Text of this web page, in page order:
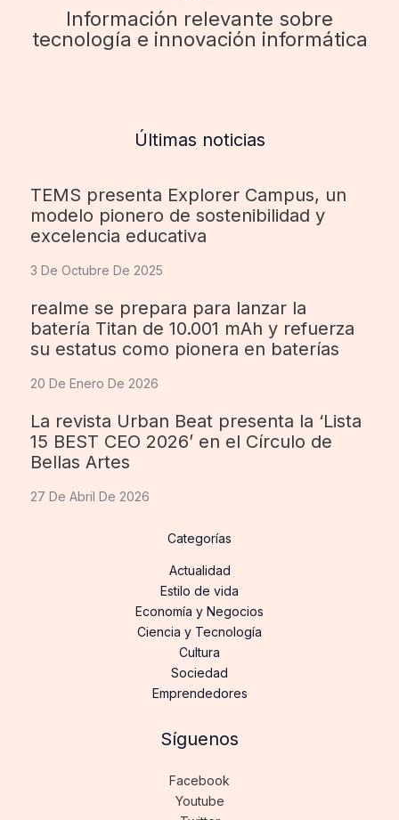
Información relevante sobre
tecnología e innovación informática
Últimas noticias
TEMS presenta Explorer Campus, un
modelo pionero de sostenibilidad y
excelencia educativa
3 De Octubre De 2025
realme se prepara para lanzar la
batería Titan de 10.001 mAh y refuerza
su estatus como pionera en baterías
20 De Enero De 2026
La revista Urban Beat presenta la ‘Lista
15 BEST CEO 2026’ en el Círculo de
Bellas Artes
27 De Abril De 2026
Categorías
Actualidad
Estilo de vida
Economía y Negocios
Ciencia y Tecnología
Cultura
Sociedad
Emprendedores
Síguenos
Facebook
Youtube